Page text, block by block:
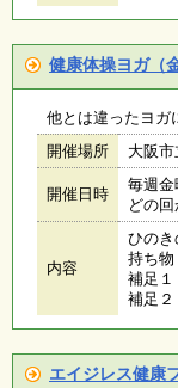
健康体操ヨガ（
他とは違ったヨガ
開催場所
大阪
開催日時
毎週金
どの
内容
ひのき
持ち
補足
補足
エイジレス健康